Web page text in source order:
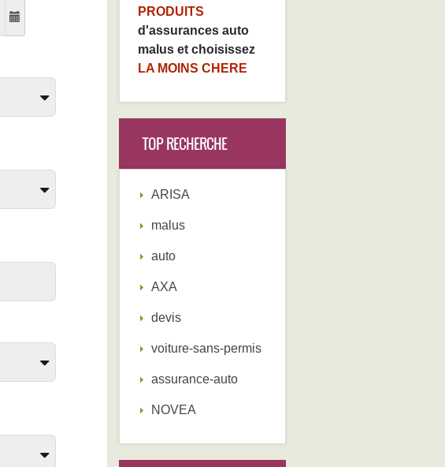
PRODUITS
d'assurances auto
malus et choisissez
LA MOINS CHERE
TOP RECHERCHE
ARISA
malus
auto
AXA
devis
voiture-sans-permis
assurance-auto
NOVEA